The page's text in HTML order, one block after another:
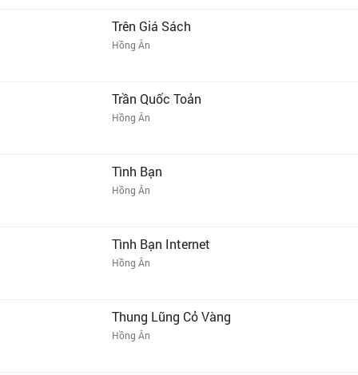
Trên Giá Sách
Hồng Ân
Trần Quốc Toản
Hồng Ân
Tình Bạn
Hồng Ân
Tình Bạn Internet
Hồng Ân
Thung Lũng Cỏ Vàng
Hồng Ân